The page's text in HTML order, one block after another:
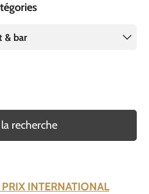
& bar
recherche
INTERNATIONAL